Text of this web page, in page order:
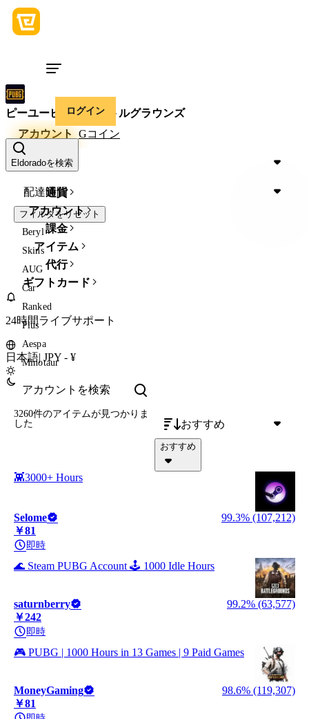
ログイン
Eldoradoを検索
通貨
アカウント
課金
アイテム
代行
ギフトカード
24時間ライブサポート
日本語| JPY - ¥
ピーユービージー バトルグラウンズ
アカウント Gコイン
価格
配達時間
フィルタをリセット
Beryl
Skins
AUG
Car
Ranked
Plus
Aespa
Minotaur
おすすめ
おすすめ
3260件のアイテムが見つかりま
した
👾3000+ Hours
Selome
99.3% (107,212)
￥81
即時
🌊 Steam PUBG Account 🕹️ 1000 Idle Hours
saturnberry
99.2% (63,577)
￥242
即時
🎮 PUBG | 1000 Hours in 13 Games | 9 Paid Games
MoneyGaming
98.6% (119,307)
￥81